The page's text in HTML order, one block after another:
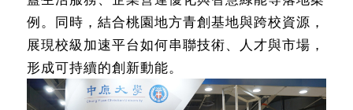
例。同時，結合桃園地方青創基地與跨校資源，
展現校級加速平台如何串聯技術、人才與市場，
形成可持續的創新動能。